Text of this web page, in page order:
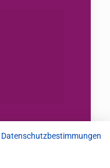
Datenschutzbestimmungen